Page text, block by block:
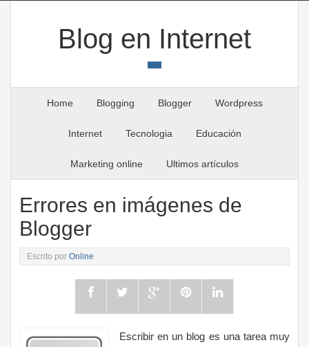
Blog en Internet
Home Blogging Blogger Wordpress
Internet Tecnologia Educación
Marketing online Ultimos artículos
Errores en imágenes de
Blogger
Escrito porOnline
Escribir en un blog es una tarea muy